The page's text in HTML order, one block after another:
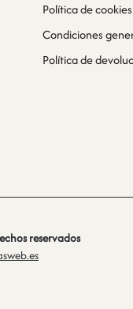
Política de cookies
Condiciones
Política de
reservados